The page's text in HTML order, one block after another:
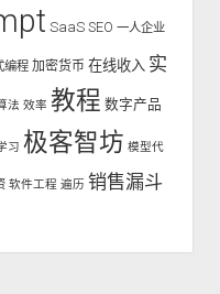
SaaS SEO 一人企业
编程 加密货币 在线收入 实
法 效率 教程 数字产品
习 极客智坊 模型代
软件工程 遍历 销售漏斗